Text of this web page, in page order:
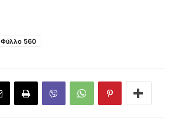
Φύλλο 560